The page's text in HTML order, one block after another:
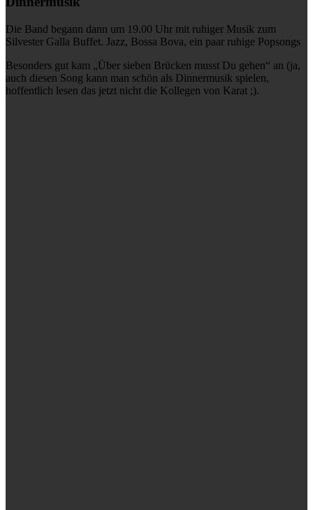
Die Band begann dann um 19.00 Uhr mit ruhiger Musik zum
Silvester Galla Buffet. Jazz, Bossa Bova, ein paar ruhige Popsongs
Besonders gut kam „Über sieben Brücken musst Du gehen“ an (ja,
auch diesen Song kann man schön als Dinnermusik spielen,
hoffentlich lesen das jetzt nicht die Kollegen von Karat ;).